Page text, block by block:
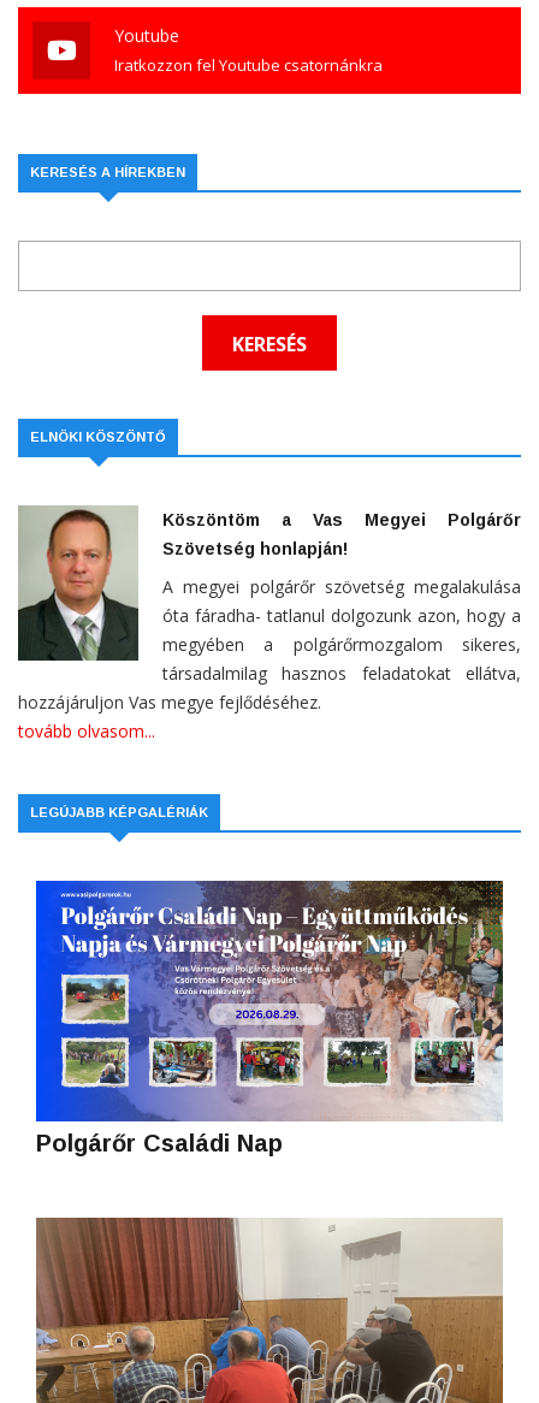
Youtube
Iratkozzon fel Youtube csatornánkra
KERESÉS A HÍREKBEN
ELNÖKI KÖSZÖNTŐ
Köszöntöm a Vas Megyei Polgárőr
Szövetség honlapján!
A megyei polgárőr szövetség megalakulása
óta fáradha- tatlanul dolgozunk azon, hogy a
megyében a polgárőrmozgalom sikeres,
társadalmilag hasznos feladatokat ellátva,
hozzájáruljon Vas megye fejlődéséhez.
tovább olvasom...
LEGÚJABB KÉPGALÉRIÁK
Polgárőr Családi Nap